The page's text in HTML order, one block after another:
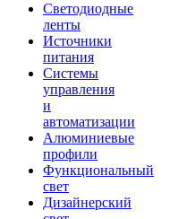
Светодиодные
ленты
Источники
питания
Системы
управления
и
автоматизации
Алюминиевые
профили
Функциональный
свет
Дизайнерский